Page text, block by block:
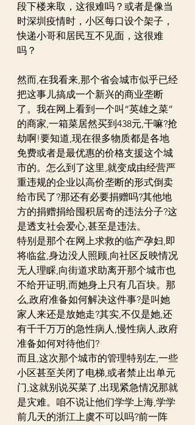
段下楼来取，这很难吗？或者是像当
时深圳疫情时，小区每口设个架子，
快递小哥和居民互不见面，这很难
吗？
然而,在我看来,那个省会城市似乎已经
把这事儿搞成一个新兴的商业垄断
了。我在网上看到一个叫“英雄之菜”
的商家,一箱菜居然买到438元,干嘛?抢
劫啊!要知道,现在很多物质都是各地
免费或者是最优惠的价格支援这个城
市的。怎么到了这里,就变成由经营严
重违规的企业以高价垄断的形式倒卖
给市民了?那还有必要捐赠吗?其他地
方的捐赠捐给囤积居奇的违法分子?这
是透支社会爱心,甚至是违法。
特别是那个在网上求救的临产孕妇,即
将临盆,身边没人照顾,向社区反映情况
无人理睬,向街道求助离开那个城市也
不给开证明,而她身上只有几百块。那
么,政府准备如何解决这件事?是叫她
家人来还是放她走?其实,不仅是她,还
有千千万万的急性病人,慢性病人,政府
准备如何对待他们?
而且,这次那个城市的管理特别左,一些
小区甚至关闭了电梯,或者禁止出单元
门,这就别说买菜了,出现紧急情况那就
是灾难。咱不说让他们学学上海,学学
前几天的浙江上虞不可以吗?前一阵